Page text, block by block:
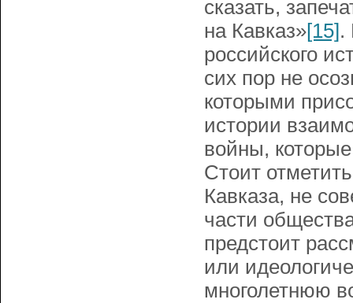
сказать,
на Кавказ»[15].
российского
сих пор не
которыми
истории
войны,
Стоит
Кавказа, не
части
предстоит
или
многолетнюю